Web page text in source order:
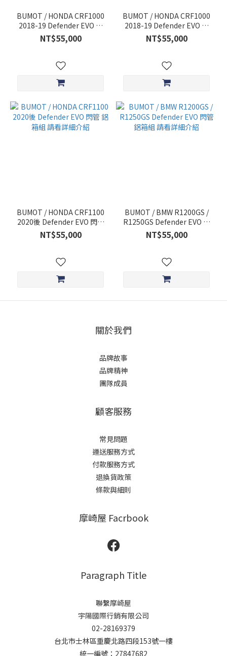
BUMOT / HONDA CRF1000
2018-19 Defender EVO 鋁
色 閃管 鋁箱組 請看詳細介紹
NT$55,000
BUMOT / HONDA CRF1000
2018-19 Defender EVO 閃
管 鋁箱組 請看詳細介紹
NT$55,000
BUMOT / HONDA CRF1100
2020後 Defender EVO 閃管
鋁箱組 請看詳細介紹
NT$55,000
BUMOT / BMW R1200GS /
R1250GS Defender EVO 閃
管 鋁箱組 請看詳細介紹
NT$55,000
關於我們
品牌故事
品牌精神
團隊成員
顧客服務
常見問題
運送服務方式
付款服務方式
退換貨政策
條款與細則
摩崎屋 Facrbook
Paragraph Title
聯繫摩崎屋
宇陽國際行銷有限公司
02-28169379
台北市士林區重慶北路四段153號一樓
統一編號：27847682